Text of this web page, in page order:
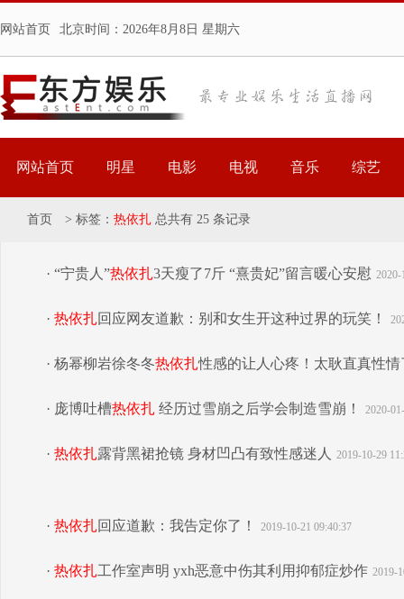
网站首页 北京时间： 2026年8月8日 星期六
网站首页 明星 电影 电视 音乐 综艺
首页 > 标签： 热依扎 总共有 25 条记录
· “宁贵人”热依扎3天瘦了7斤 “熹贵妃”留言暖心安慰 2020-
· 热依扎回应网友道歉：别和女生开这种过界的玩笑！
· 杨幂柳岩徐冬冬热依扎性感的让人心疼！太耿直真性情
· 庞博吐槽热依扎 经历过雪崩之后学会制造雪崩！ 2020-
· 热依扎露背黑裙抢镜 身材凹凸有致性感迷人 2019-10-29
· 热依扎回应道歉：我告定你了！ 2019-10-21 09:40:37
· 热依扎工作室声明 yxh恶意中伤其利用抑郁症炒作 2019-